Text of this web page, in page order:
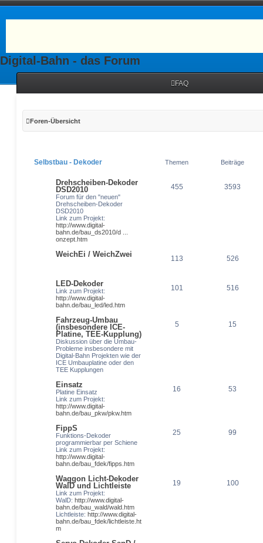
Digital-Bahn - das Forum
FAQ
Foren-Übersicht
Selbstbau - Dekoder Themen Beiträge
Drehscheiben-Dekoder
DSD2010
Forum für den "neuen"
Drehscheiben-Dekoder
DSD2010
Link zum Projekt:
http://www.digital-
bahn.de/bau_ds2010/d ...
onzept.htm
455 3593
WeichEi / WeichZwei 113 526
LED-Dekoder
Link zum Projekt:
http://www.digital-
bahn.de/bau_led/led.htm
101 516
Fahrzeug-Umbau
(insbesondere ICE-
Platine, TEE-Kupplung)
Diskussion über die Umbau-
Probleme insbesondere mit
Digital-Bahn Projekten wie der
ICE Umbauplatine oder den
TEE Kupplungen
5 15
Einsatz
Platine Einsatz
Link zum Projekt:
http://www.digital-
bahn.de/bau_pkw/pkw.htm
16 53
FippS
Funktions-Dekoder
programmierbar per Schiene
Link zum Projekt:
http://www.digital-
bahn.de/bau_fdek/fipps.htm
25 99
Waggon Licht-Dekoder
WalD und Lichtleiste
Link zum Projekt:
WalD: http://www.digital-
bahn.de/bau_wald/wald.htm
Lichtleiste: http://www.digital-
bahn.de/bau_fdek/lichtleiste.ht
m
19 100